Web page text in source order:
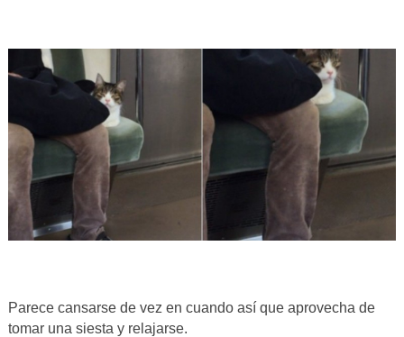
Parece cansarse de vez en cuando así que aprovecha de
tomar una siesta y relajarse.